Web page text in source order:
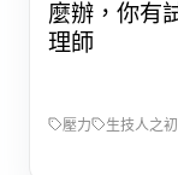
麼辦，你有
理師
壓力 生技人之初